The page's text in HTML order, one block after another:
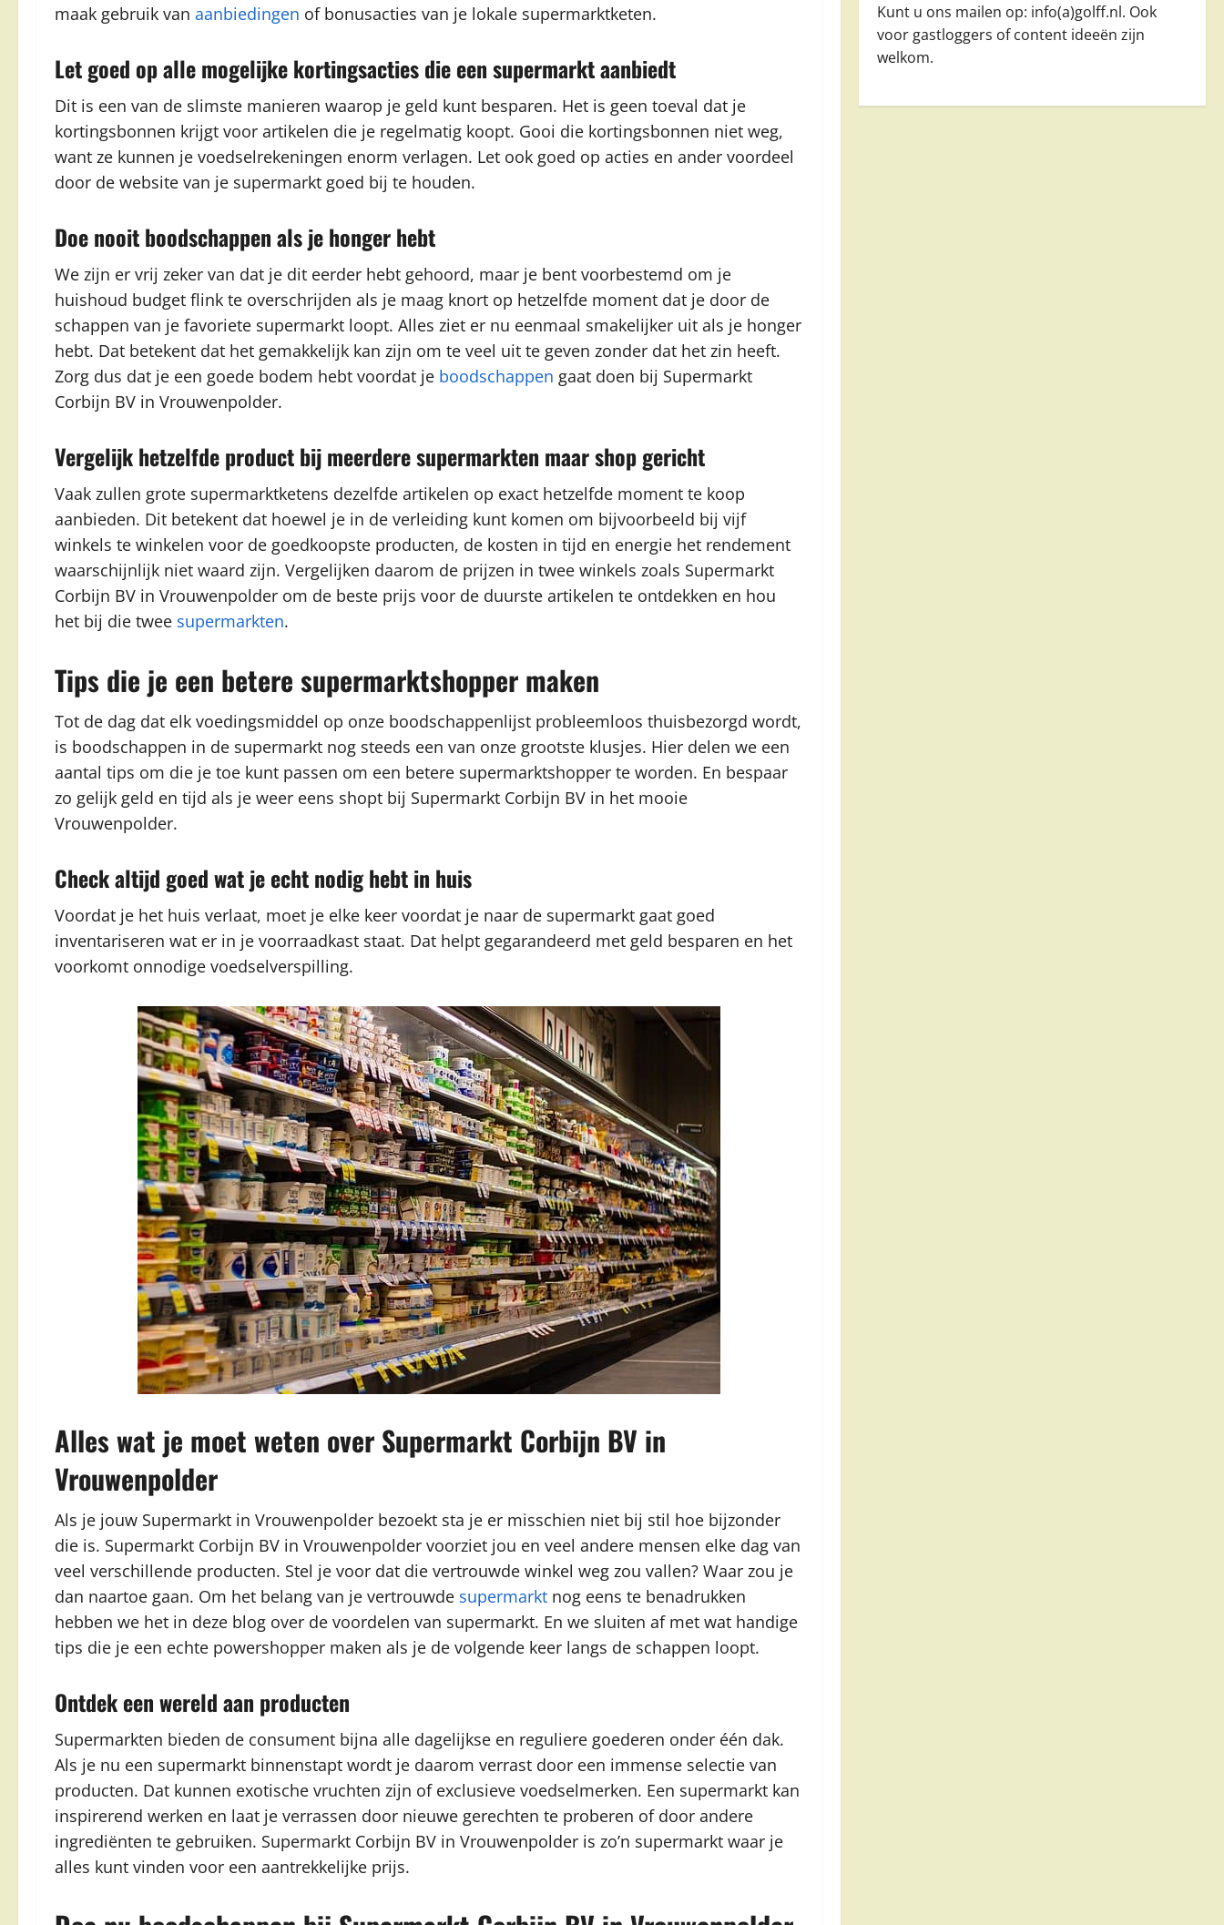
maak gebruik van aanbiedingen of bonusacties van je lokale supermarktketen.
Let goed op alle mogelijke kortingsacties die een supermarkt aanbiedt
Dit is een van de slimste manieren waarop je geld kunt besparen. Het is geen toeval dat je
kortingsbonnen krijgt voor artikelen die je regelmatig koopt. Gooi die kortingsbonnen niet weg,
want ze kunnen je voedselrekeningen enorm verlagen. Let ook goed op acties en ander voordeel
door de website van je supermarkt goed bij te houden.
Doe nooit boodschappen als je honger hebt
We zijn er vrij zeker van dat je dit eerder hebt gehoord, maar je bent voorbestemd om je
huishoud budget flink te overschrijden als je maag knort op hetzelfde moment dat je door de
schappen van je favoriete supermarkt loopt. Alles ziet er nu eenmaal smakelijker uit als je honger
hebt. Dat betekent dat het gemakkelijk kan zijn om te veel uit te geven zonder dat het zin heeft.
Zorg dus dat je een goede bodem hebt voordat je boodschappen gaat doen bij Supermarkt
Corbijn BV in Vrouwenpolder.
Vergelijk hetzelfde product bij meerdere supermarkten maar shop gericht
Vaak zullen grote supermarktketens dezelfde artikelen op exact hetzelfde moment te koop
aanbieden. Dit betekent dat hoewel je in de verleiding kunt komen om bijvoorbeeld bij vijf
winkels te winkelen voor de goedkoopste producten, de kosten in tijd en energie het rendement
waarschijnlijk niet waard zijn. Vergelijken daarom de prijzen in twee winkels zoals Supermarkt
Corbijn BV in Vrouwenpolder om de beste prijs voor de duurste artikelen te ontdekken en hou
het bij die twee supermarkten.
Tips die je een betere supermarktshopper maken
Tot de dag dat elk voedingsmiddel op onze boodschappenlijst probleemloos thuisbezorgd wordt,
is boodschappen in de supermarkt nog steeds een van onze grootste klusjes. Hier delen we een
aantal tips om die je toe kunt passen om een betere supermarktshopper te worden. En bespaar
zo gelijk geld en tijd als je weer eens shopt bij Supermarkt Corbijn BV in het mooie
Vrouwenpolder.
Check altijd goed wat je echt nodig hebt in huis
Voordat je het huis verlaat, moet je elke keer voordat je naar de supermarkt gaat goed
inventariseren wat er in je voorraadkast staat. Dat helpt gegarandeerd met geld besparen en het
voorkomt onnodige voedselverspilling.
Alles wat je moet weten over Supermarkt Corbijn BV in
Vrouwenpolder
Als je jouw Supermarkt in Vrouwenpolder bezoekt sta je er misschien niet bij stil hoe bijzonder
die is. Supermarkt Corbijn BV in Vrouwenpolder voorziet jou en veel andere mensen elke dag van
veel verschillende producten. Stel je voor dat die vertrouwde winkel weg zou vallen? Waar zou je
dan naartoe gaan. Om het belang van je vertrouwde supermarkt nog eens te benadrukken
hebben we het in deze blog over de voordelen van supermarkt. En we sluiten af met wat handige
tips die je een echte powershopper maken als je de volgende keer langs de schappen loopt.
Ontdek een wereld aan producten
Supermarkten bieden de consument bijna alle dagelijkse en reguliere goederen onder één dak.
Als je nu een supermarkt binnenstapt wordt je daarom verrast door een immense selectie van
producten. Dat kunnen exotische vruchten zijn of exclusieve voedselmerken. Een supermarkt kan
inspirerend werken en laat je verrassen door nieuwe gerechten te proberen of door andere
ingrediënten te gebruiken. Supermarkt Corbijn BV in Vrouwenpolder is zo’n supermarkt waar je
alles kunt vinden voor een aantrekkelijke prijs.
Kunt u ons mailen op: info(a)golff.nl. Ook
voor gastloggers of content ideeën zijn
welkom.